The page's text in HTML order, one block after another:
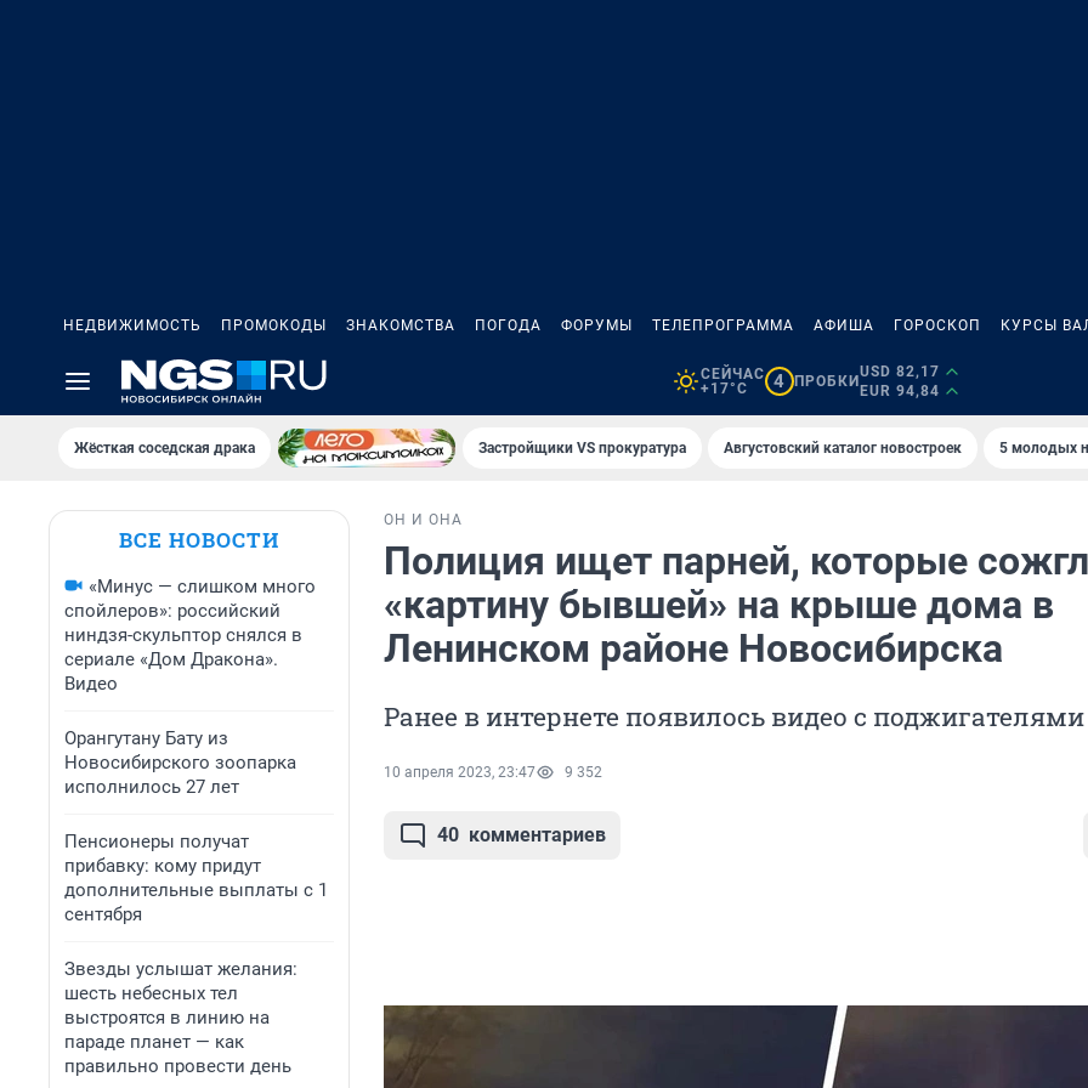
НЕДВИЖИМОСТЬ ПРОМОКОДЫ ЗНАКОМСТВА ПОГОДА ФОРУМЫ ТЕЛЕПРОГРАММА АФИША ГОРОСКОП КУРСЫ
СЕЙЧАС
+17°C
4 ПРОБКИ
USD 82,17
EUR 94,84
Жёсткая соседская драка Застройщики VS прокуратура Августовский каталог новостроек 5 молодых
ВСЕ НОВОСТИ
«Минус — слишком много
спойлеров»: российский
ниндзя-скульптор снялся в
сериале «Дом Дракона».
Видео
Орангутану Бату из
Новосибирского зоопарка
исполнилось 27 лет
Пенсионеры получат
прибавку: кому придут
дополнительные выплаты с 1
сентября
Звезды услышат желания:
шесть небесных тел
выстроятся в линию на
параде планет — как
правильно провести день
ОН И ОНА
Полиция ищет парней, которые
«картину бывшей» на крыше дома в
Ленинском районе Новосибирска
Ранее в интернете появилось видео с поджигателями
10 апреля 2023, 23:47 9 352
40 комментариев